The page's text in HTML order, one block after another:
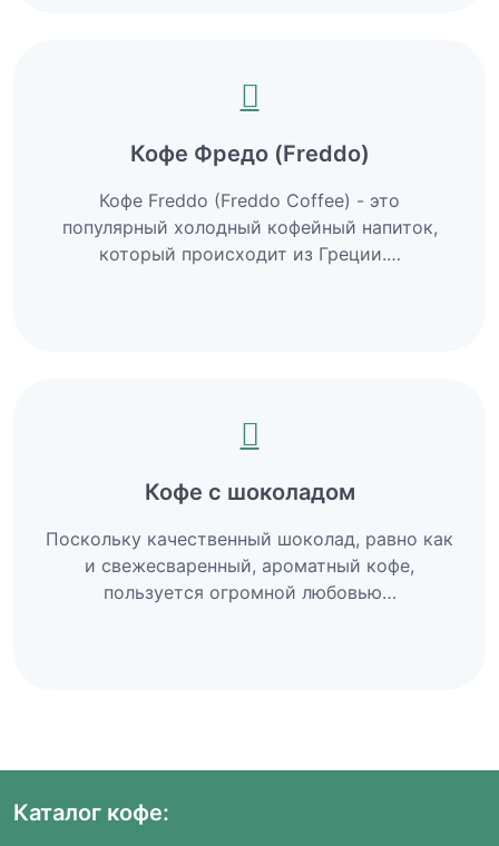
Кофе Фредо (Freddo)
Кофе Freddo (Freddo Coffee) - это
популярный холодный кофейный напиток,
который происходит из Греции.…
Кофе с шоколадом
Поскольку качественный шоколад, равно как
и свежесваренный, ароматный кофе,
пользуется огромной любовью…
Каталог кофе: